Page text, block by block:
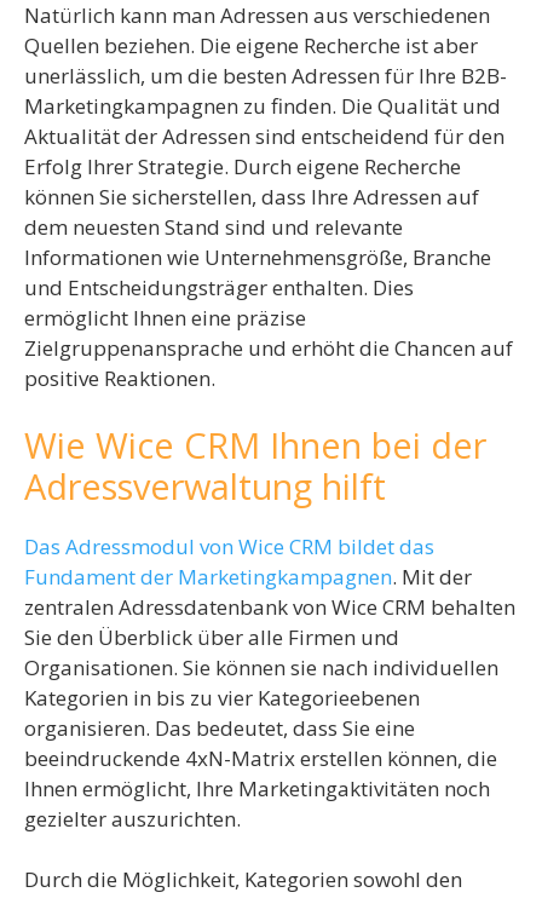
Natürlich kann man Adressen aus verschiedenen
Quellen beziehen. Die eigene Recherche ist aber
unerlässlich, um die besten Adressen für Ihre B2B-
Marketingkampagnen zu finden. Die Qualität und
Aktualität der Adressen sind entscheidend für den
Erfolg Ihrer Strategie. Durch eigene Recherche
können Sie sicherstellen, dass Ihre Adressen auf
dem neuesten Stand sind und relevante
Informationen wie Unternehmensgröße, Branche
und Entscheidungsträger enthalten. Dies
ermöglicht Ihnen eine präzise
Zielgruppenansprache und erhöht die Chancen auf
positive Reaktionen.
Wie Wice CRM Ihnen bei der
Adressverwaltung hilft
Das Adressmodul von Wice CRM bildet das
Fundament der Marketingkampagnen. Mit der
zentralen Adressdatenbank von Wice CRM behalten
Sie den Überblick über alle Firmen und
Organisationen. Sie können sie nach individuellen
Kategorien in bis zu vier Kategorieebenen
organisieren. Das bedeutet, dass Sie eine
beeindruckende 4xN-Matrix erstellen können, die
Ihnen ermöglicht, Ihre Marketingaktivitäten noch
gezielter auszurichten.
Durch die Möglichkeit, Kategorien sowohl den